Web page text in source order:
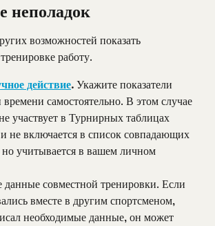
неполадок
возможностей показать
работу.
действие. Укажите показатели
самостоятельно. В этом случае
участвует в Турнирных таблицах
не включается в список совпадающих
учитывается в вашем личном
данные совместной тренировки. Если
вместе в другим спортсменом,
необходимые данные, он может